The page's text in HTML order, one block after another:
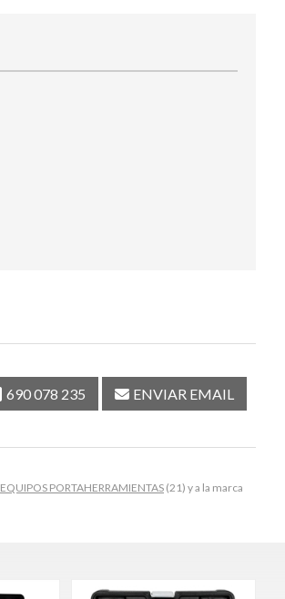
EQUIPOS PORTAHERRAMIENTAS (21) y a la marca
690 078 235 ENVIAR EMAIL